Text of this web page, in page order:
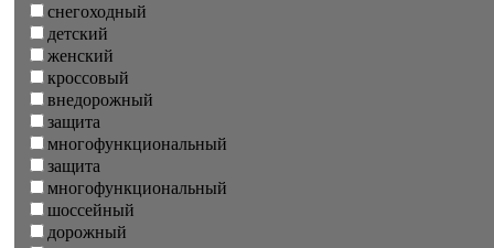
снегоходный
детский
женский
кроссовый
внедорожный
защита
многофункциональный
защита
многофункциональный
шоссейный
дорожный